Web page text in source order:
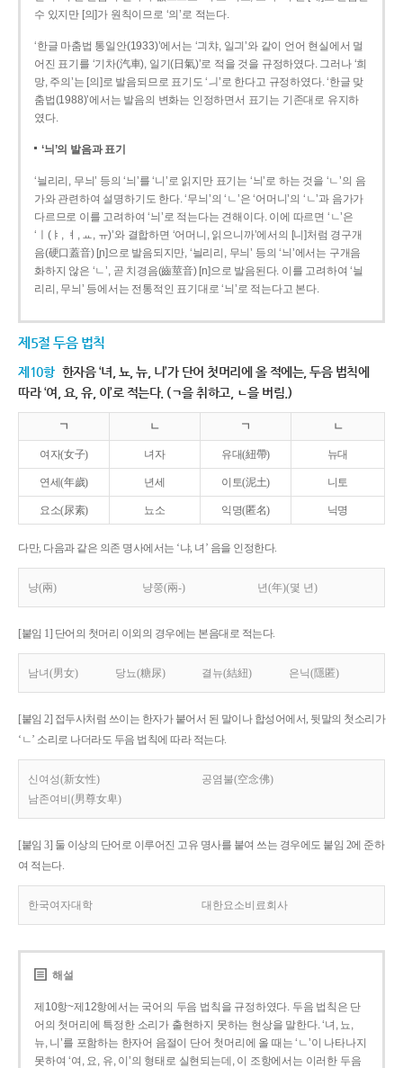
수 있지만 [의]가 원칙이므로 ‘의’로 적는다.
‘한글 마춤법 통일안(1933)’에서는 ‘긔챠, 일긔’와 같이 언어 현실에서 멀
어진 표기를 ‘기차(汽車), 일기(日氣)’로 적을 것을 규정하였다. 그러나 ‘희
망, 주의’는 [의]로 발음되므로 표기도 ‘ㅢ’로 한다고 규정하였다. ‘한글 맞
춤법(1988)’에서는 발음의 변화는 인정하면서 표기는 기존대로 유지하
였다.
‘늬’의 발음과 표기
‘늴리리, 무늬’ 등의 ‘늬’를 ‘니’로 읽지만 표기는 ‘늬’로 하는 것을 ‘ㄴ’의 음
가와 관련하여 설명하기도 한다. ‘무늬’의 ‘ㄴ’은 ‘어머니’의 ‘ㄴ’과 음가가
다르므로 이를 고려하여 ‘늬’로 적는다는 견해이다. 이에 따르면 ‘ㄴ’은
‘ㅣ(ㅑ, ㅕ, ㅛ, ㅠ)’와 결합하면 ‘어머니, 읽으니까’에서의 [니]처럼 경구개
음(硬口蓋音) [ɲ]으로 발음되지만, ‘늴리리, 무늬’ 등의 ‘늬’에서는 구개음
화하지 않은 ‘ㄴ’, 곧 치경음(齒莖音) [n]으로 발음된다. 이를 고려하여 ‘늴
리리, 무늬’ 등에서는 전통적인 표기대로 ‘늬’로 적는다고 본다.
제5절 두음 법칙
제10항 한자음 ‘녀, 뇨, 뉴, 니’가 단어 첫머리에 올 적에는, 두음 법칙에
따라 ‘여, 요, 유, 이’로 적는다. (ㄱ을 취하고, ㄴ을 버림.)
ㄱ ㄴ ㄱ ㄴ
여자(女子) 녀자 유대(紐帶) 뉴대
연세(年歲) 년세 이토(泥土) 니토
요소(尿素) 뇨소 익명(匿名) 닉명
다만, 다음과 같은 의존 명사에서는 ‘냐, 녀’ 음을 인정한다.
냥(兩) 냥쭝(兩-) 년(年)(몇 년)
[붙임 1] 단어의 첫머리 이외의 경우에는 본음대로 적는다.
남녀(男女) 당뇨(糖尿) 결뉴(結紐) 은닉(隱匿)
[붙임 2] 접두사처럼 쓰이는 한자가 붙어서 된 말이나 합성어에서, 뒷말의 첫소리가
‘ㄴ’ 소리로 나더라도 두음 법칙에 따라 적는다.
신여성(新女性)
공염불(空念佛)
남존여비(男尊女卑)
[붙임 3] 둘 이상의 단어로 이루어진 고유 명사를 붙여 쓰는 경우에도 붙임 2에 준하
여 적는다.
한국여자대학 대한요소비료회사
해설
제10항~제12항에서는 국어의 두음 법칙을 규정하였다. 두음 법칙은 단
어의 첫머리에 특정한 소리가 출현하지 못하는 현상을 말한다. ‘녀, 뇨,
뉴, 니’를 포함하는 한자어 음절이 단어 첫머리에 올 때는 ‘ㄴ’이 나타나지
못하여 ‘여, 요, 유, 이’의 형태로 실현되는데, 이 조항에서는 이러한 두음